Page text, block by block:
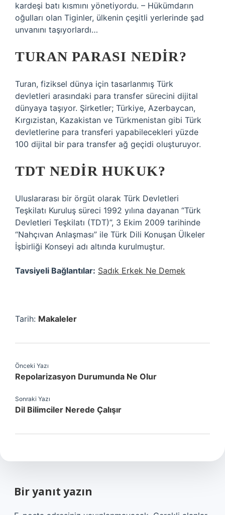
kardeşi batı kısmını yönetiyordu. – Hükümdarın
oğulları olan Tiginler, ülkenin çeşitli yerlerinde şad
unvanını taşıyorlardı…
TURAN PARASI NEDIR?
Turan, fiziksel dünya için tasarlanmış Türk
devletleri arasındaki para transfer sürecini dijital
dünyaya taşıyor. Şirketler; Türkiye, Azerbaycan,
Kırgızistan, Kazakistan ve Türkmenistan gibi Türk
devletlerine para transferi yapabilecekleri yüzde
100 dijital bir para transfer ağ geçidi oluşturuyor.
TDT NEDIR HUKUK?
Uluslararası bir örgüt olarak Türk Devletleri
Teşkilatı Kuruluş süreci 1992 yılına dayanan “Türk
Devletleri Teşkilatı (TDT)”, 3 Ekim 2009 tarihinde
“Nahçıvan Anlaşması” ile Türk Dili Konuşan Ülkeler
İşbirliği Konseyi adı altında kurulmuştur.
Tavsiyeli Bağlantılar: Sadık Erkek Ne Demek
Tarih: Makaleler
Önceki Yazı
Repolarizasyon Durumunda Ne Olur
Sonraki Yazı
Dil Bilimciler Nerede Çalışır
Bir yanıt yazın